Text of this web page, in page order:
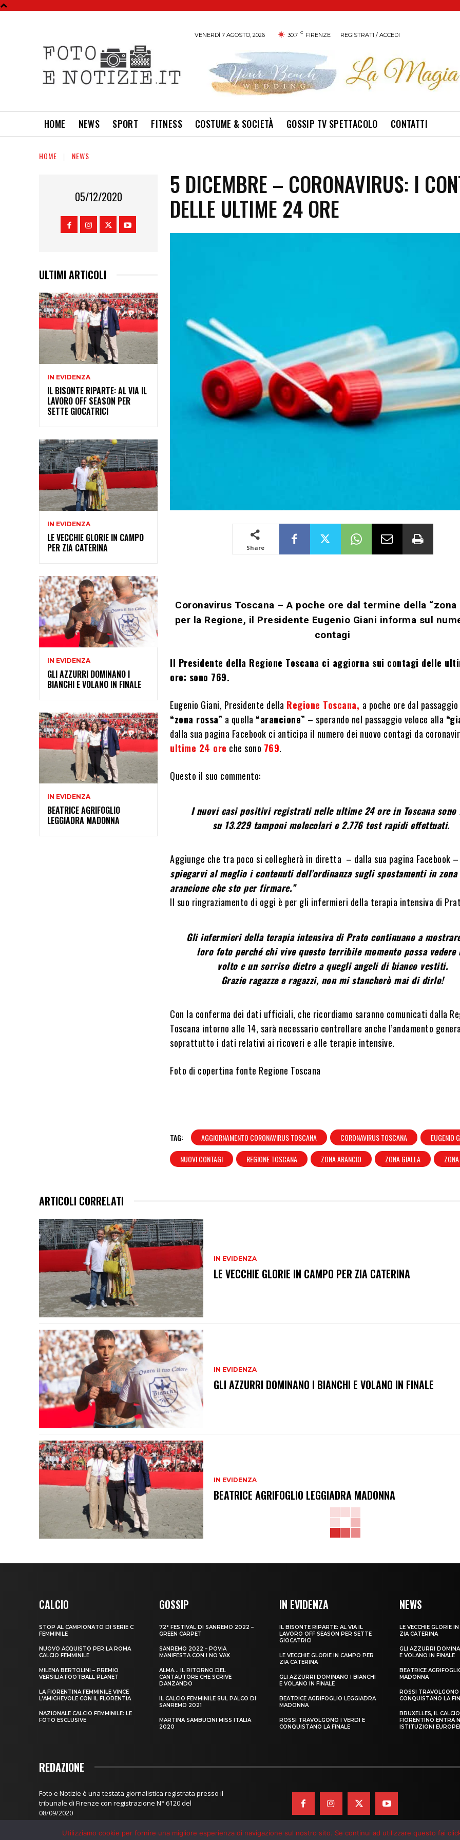
VENERDÌ 7 AGOSTO, 2026 30.7 C FIRENZE REGISTRATI / ACCEDI
HOME NEWS SPORT FITNESS COSTUME & SOCIETÀ GOSSIP TV SPETTACOLO CONTATTI
HOME NEWS
05/12/2020
ULTIMI ARTICOLI
IN EVIDENZA
IL BISONTE RIPARTE: AL VIA IL
LAVORO OFF SEASON PER
SETTE GIOCATRICI
IN EVIDENZA
LE VECCHIE GLORIE IN CAMPO
PER ZIA CATERINA
IN EVIDENZA
GLI AZZURRI DOMINANO I
BIANCHI E VOLANO IN FINALE
IN EVIDENZA
BEATRICE AGRIFOGLIO
LEGGIADRA MADONNA
5 DICEMBRE – CORONAVIRUS: I
DELLE ULTIME 24 ORE
Share
Coronavirus Toscana – A poche ore dal termine della “zona
per la Regione, il Presidente Eugenio Giani informa sul
contagi
Il Presidente della Regione Toscana ci aggiorna sui contagi delle
ore: sono 769.
Eugenio Giani, Presidente della Regione Toscana, a poche ore dal
“zona rossa” a quella “arancione” – sperando nel passaggio veloce alla
dalla sua pagina Facebook ci anticipa il numero dei nuovo contagi da
ultime 24 ore che sono 769.
Questo il suo commento:
I nuovi casi positivi registrati nelle ultime 24 ore in Toscana sono
su 13.229 tamponi molecolari e 2.776 test rapidi effettuati.
Aggiunge che tra poco si collegherà in diretta – dalla sua pagina Facebook –
spiegarvi al meglio i contenuti dell’ordinanza sugli spostamenti in zona
arancione che sto per firmare.”
Il suo ringraziamento di oggi è per gli infermieri della terapia intensiva di
Gli infermieri della terapia intensiva di Prato continuano a
loro foto perché chi vive questo terribile momento possa vedere
volto e un sorriso dietro a quegli angeli di bianco vestiti.
Grazie ragazze e ragazzi, non mi stancherò mai di dirlo!
Con la conferma dei dati ufficiali, che ricordiamo saranno comunicati dalla
Toscana intorno alle 14, sarà necessario controllare anche l’andamento
soprattutto i dati relativi ai ricoveri e alle terapie intensive.
Foto di copertina fonte Regione Toscana
TAG: AGGIORNAMENTO CORONAVIRUS TOSCANA CORONAVIRUS TOSCANA
EUGENIO
NUOVI CONTAGI
REGIONE TOSCANA ZONA ARANCIO ZONA GIALLA
ARTICOLI CORRELATI
IN EVIDENZA
LE VECCHIE GLORIE IN CAMPO PER ZIA CATERINA
IN EVIDENZA
GLI AZZURRI DOMINANO I BIANCHI E VOLANO IN FINALE
IN EVIDENZA
BEATRICE AGRIFOGLIO LEGGIADRA MADONNA
Utilizziamo cookie per fornire una migliore esperienza di navigazione sul nostro sito. Se continui ad utilizzare questo fai